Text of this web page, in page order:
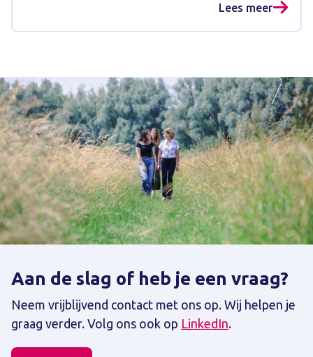
Lees meer
Aan de slag of heb je een vraag?
Neem vrijblijvend contact met ons op. Wij helpen je
graag verder. Volg ons ook op LinkedIn.